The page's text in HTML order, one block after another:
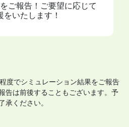
ご報告！ご要望に応じて
をいたします！
度でシミュレーション結果をご報告
告は前後することもございます。予
承ください。